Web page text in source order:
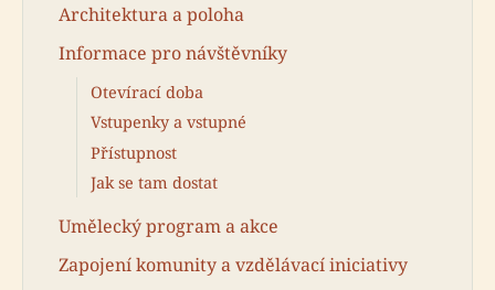
Architektura a poloha
Informace pro návštěvníky
Otevírací doba
Vstupenky a vstupné
Přístupnost
Jak se tam dostat
Umělecký program a akce
Zapojení komunity a vzdělávací iniciativy